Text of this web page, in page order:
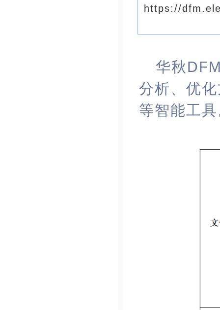
https://
华秋
分析、优
等智能工